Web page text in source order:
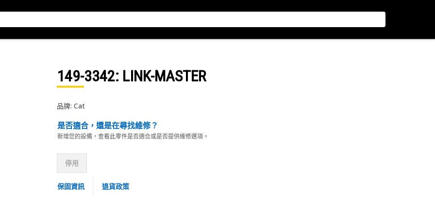
149-3342: LINK-MASTER
品牌: Cat
是否適合，還是在尋找維修？
新增您的設備，查看此零件是否適合或是否提供維修選項。
停用
保固資訊 退貨政策